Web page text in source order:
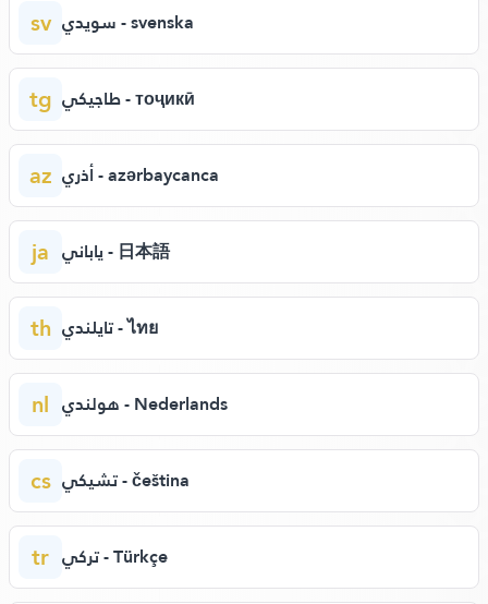
sv سويدي - svenska
tg طاجيكي - тоҷикӣ
az أذري - azərbaycanca
ja ياباني - 日本語
th تايلندي - ไทย
nl هولندي - Nederlands
cs تشيكي - čeština
tr تركي - Türkçe